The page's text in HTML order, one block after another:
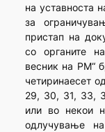
на уставноста
за
пристап на
со органите
весник на РМ“
четиринаесет
29, 30, 31, 33,
или во некои
одлучување